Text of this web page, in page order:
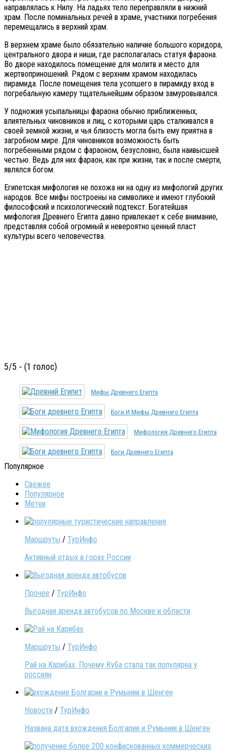
направлялась к Нилу. На ладьях тело переправляли в нижний
храм. После поминальных речей в храме, участники погребения
перемещались в верхний храм.
В верхнем храме было обязательно наличие большого коридора,
центрального двора и ниши, где располагалась статуя фараона.
Во дворе находилось помещение для молитв и место для
жертвоприношений. Рядом с верхним храмом находилась
пирамида. После помещения тела усопшего в пирамиду вход в
погребальную камеру тщательнейшим образом замуровывался.
У подножия усыпальницы фараона обычно приближенных,
влиятельных чиновников и лиц, с которыми царь сталкивался в
своей земной жизни, и чья близость могла быть ему приятна в
загробном мире. Для чиновников возможность быть
погребенными рядом с фараоном, безусловно, была наивысшей
честью. Ведь для них фараон, как при жизни, так и после смерти,
являлся богом.
Египетская мифология не похожа ни на одну из мифологий других
народов. Все мифы построены на символике и имеют глубокий
философский и психологический подтекст. Богатейшая
мифология Древнего Египта давно привлекает к себе внимание,
представляя собой огромный и невероятно ценный пласт
культуры всего человечества.
5/5 - (1 голос)
Мифы Древнего Египта
Боги И Мифы Древнего Египта
Мифология Древнего Египта
Боги Древнего Египта
Популярное
Свежее
Популярное
Метки
Маршруты / ТурИнфо
Активный отдых в горах России
Прочее / ТурИнфо
Выгодная аренда автобусов по Москве и области
Маршруты / ТурИнфо
Рай на Карибах. Почему Куба стала так популярна у
россиян
Новости / ТурИнфо
Названа дата вхождения Болгарии и Румынии в Шенген